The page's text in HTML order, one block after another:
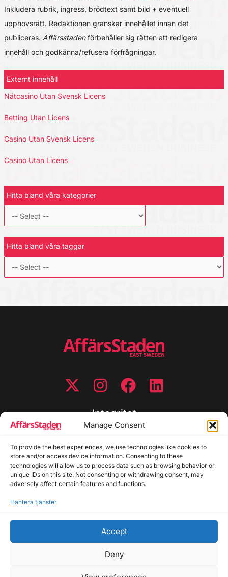
Manage Consent
To provide the best experiences, we use technologies like cookies to
store and/or access device information. Consenting to these
technologies will allow us to process data such as browsing behavior or
unique IDs on this site. Not consenting or withdrawing consent, may
adversely affect certain features and functions.
Hantera tjänster
Accept
Deny
Inkludera rubrik, ingress, brödtext samt bild + eventuell
upphovsrätt. Redaktionen granskar innehållet innan det
publiceras. Affärsstadenförbehåller sig rätten att redigera
innehåll och godkänna/refusera förfrågningar.
Externt innehåll
Nätcasino Utan Svensk Licens
Betting Utan Licens
Casino Utan Svensk Licens
Casino Utan Licens
Hitta bland våra kategorier
Hitta bland våra taggar
Integritet
Cookiepolicy
Disclaimer
Redaktionell policy
Utgivarinformation
Allmänna frågor: info@affarsstaden.se | Tipsa
annons@affarsstaden.se